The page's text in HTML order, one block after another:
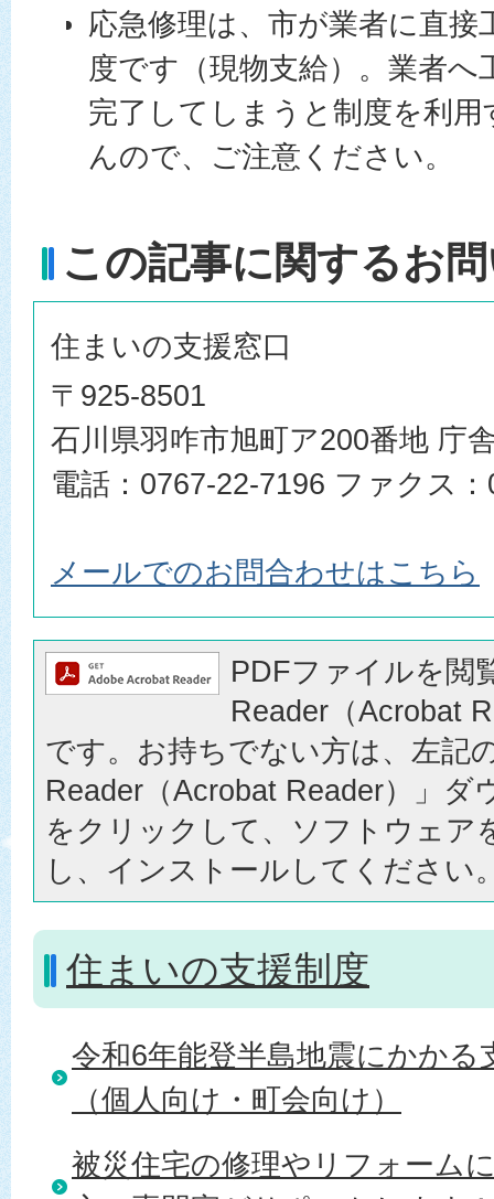
応急修理は、市が業者に直接
度です（現物支給）。業者へ
完了してしまうと制度を利
んので、ご注意ください。
この記事に関するお
住まいの支援窓口
〒925-8501
石川県羽咋市旭町ア200番地 庁
電話：0767-22-7196 ファクス
メールでのお問合わせはこちら
PDFファイルを閲
Reader（Acrobat
です。お持ちでない方は、左記
Reader（Acrobat Reader）」ダ
をクリックして、ソフトウェア
し、インストールしてください
住まいの支援制度
令和6年能登半島地震にかかる
（個人向け・町会向け）
被災住宅の修理やリフォーム